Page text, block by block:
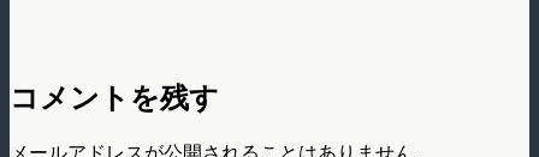
コメントを残す